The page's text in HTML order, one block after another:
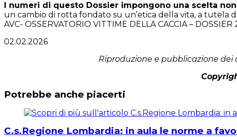
I numeri di questo Dossier impongono una scelta
un cambio di rotta fondato su un’etica della vita, a tutela
AVC- OSSERVATORIO VITTIME DELLA CACCIA –
02.02.2026
Riproduzione e pubblicazione
Potrebbe anche piacerti
C.s.Regione Lombardia: in aula le norme a